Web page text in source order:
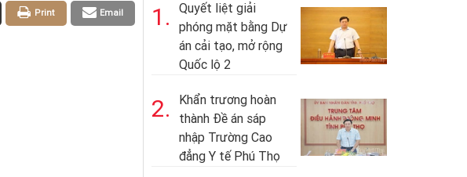
Email
Print 1.
Quyết liệt giải
phóng mặt bằng Dự
án cải tạo, mở rộng
Quốc lộ 2
2.
Khẩn trương hoàn
thành Đề án sáp
nhập Trường Cao
đẳng Y tế Phú Thọ